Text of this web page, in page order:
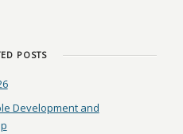
POSTS
Development and